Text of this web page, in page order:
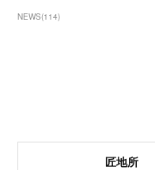
NEWS(114)
匠地所